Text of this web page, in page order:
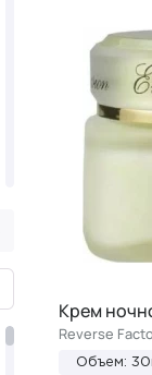
Крем
Reverse
Объем: